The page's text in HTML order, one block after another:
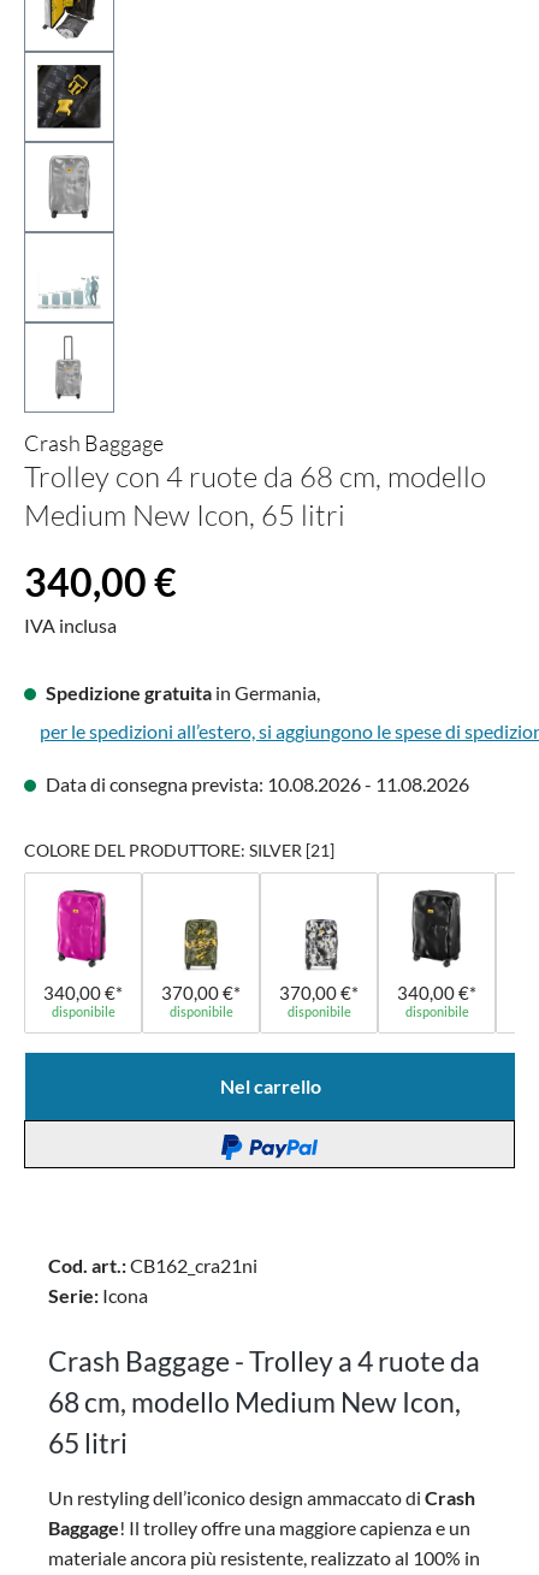
Crash Baggage
Trolley con 4 ruote da 68 cm, modello
Medium New Icon, 65 litri
Prezzo normale:
340,00 €
IVA inclusa
Spedizione gratuita in Germania,
per le spedizioni all’estero, si aggiungono le spese di
Data di consegna prevista: 10.08.2026 - 11.08.2026
COLORE DEL PRODUTTORE: SILVER [21]
340,00 €*
disponibile
370,00 €*
disponibile
370,00 €*
disponibile
340,00 €*
disponibile
Nel carrello
Cod. art.:CB162_cra21ni
Serie: Icona
Crash Baggage - Trolley a 4 ruote da
68 cm, modello Medium New Icon,
65 litri
Un restyling dell’iconico design ammaccato di Crash
Baggage! Il trolley offre una maggiore capienza e un
materiale ancora più resistente, realizzato al 100% in